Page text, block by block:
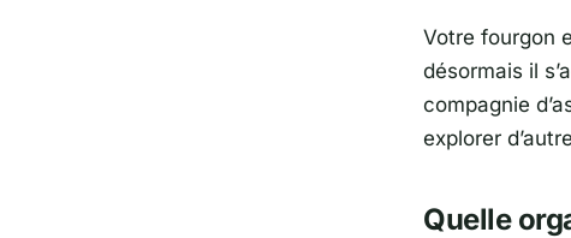
Votre fourgon
désormais il
compagnie
explorer
Quelle